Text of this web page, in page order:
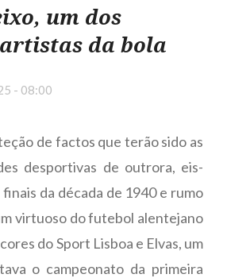
um dos
da bola
- 08:00
de factos que terão sido as
desportivas de outrora, eis-
finais da década de 1940 e rumo
virtuoso do futebol alentejano
do Sport Lisboa e Elvas, um
o campeonato da primeira